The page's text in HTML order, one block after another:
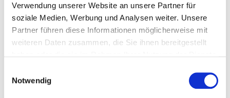
Verwendung unserer Website an unsere Partner für
soziale Medien, Werbung und Analysen weiter. Unsere
Partner führen diese Informationen möglicherweise mit
weiteren Daten zusammen, die Sie ihnen bereitgestellt
NotwendigScrew Stop Étrier de tension